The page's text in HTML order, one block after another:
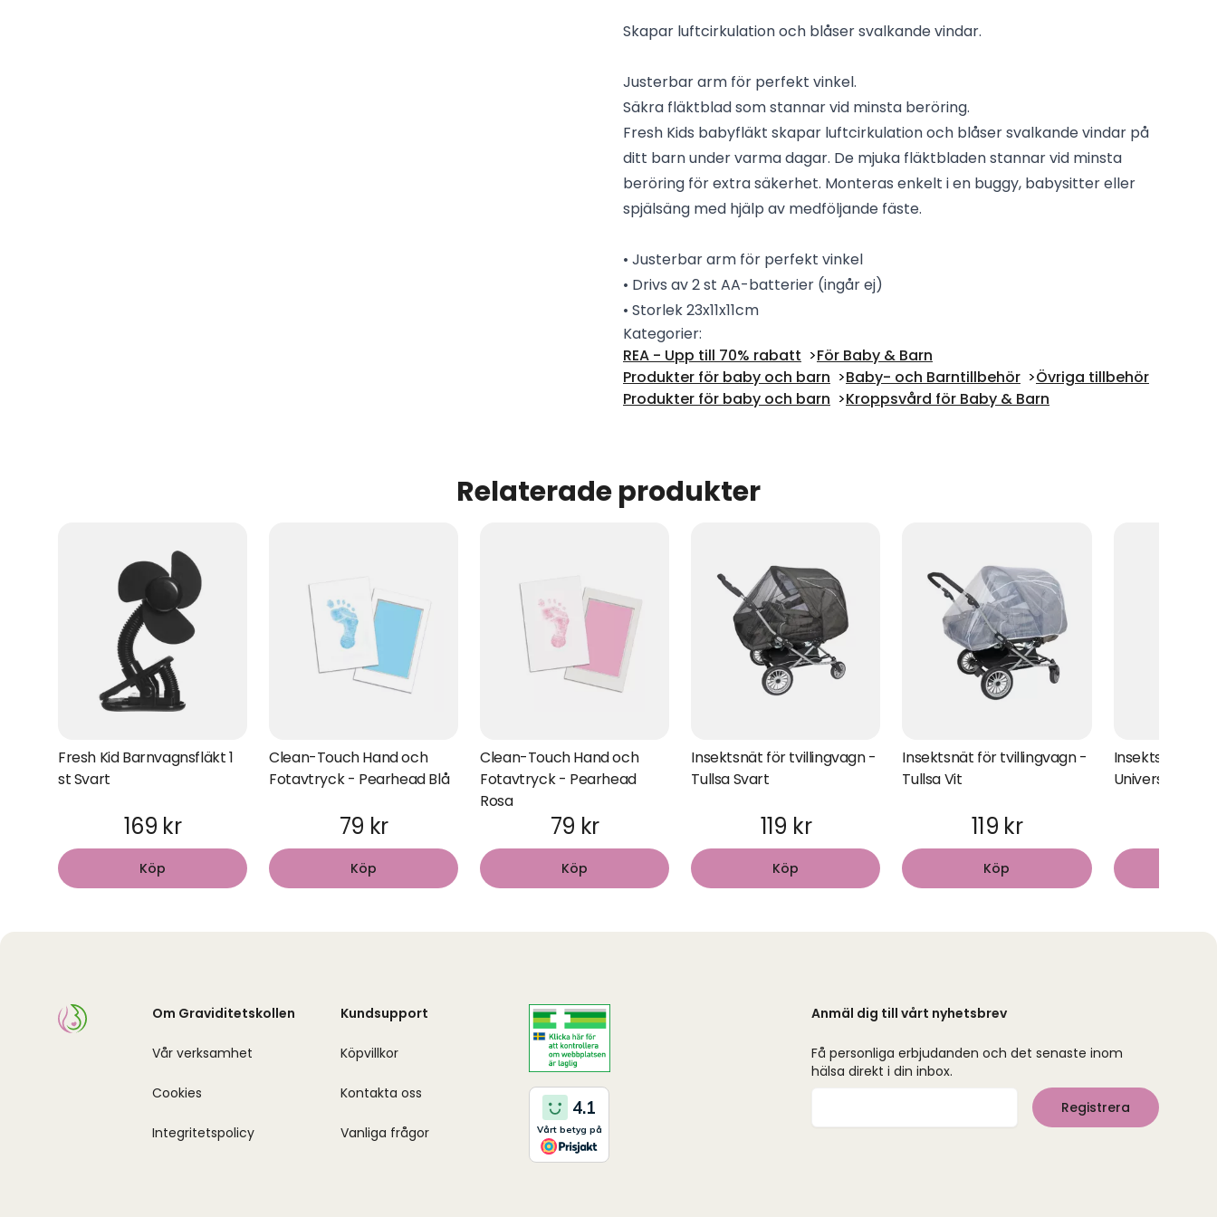
Skapar luftcirkulation och blåser svalkande vindar.
Justerbar arm för perfekt vinkel.
Säkra fläktblad som stannar vid minsta beröring.
Fresh Kids babyfläkt skapar luftcirkulation och blåser svalkande vindar på
ditt barn under varma dagar. De mjuka fläktbladen stannar vid minsta
beröring för extra säkerhet. Monteras enkelt i en buggy, babysitter eller
spjälsäng med hjälp av medföljande fäste.
• Justerbar arm för perfekt vinkel
• Drivs av 2 st AA-batterier (ingår ej)
• Storlek 23x11x11cm
Kategorier:
REA - Upp till 70% rabatt
För Baby & Barn
Produkter för baby och barn
Baby- och Barntillbehör
Övriga tillbehör
Produkter för baby och barn
Kroppsvård för Baby & Barn
Relaterade produkter
Fresh Kid Barnvagnsfläkt 1
st Svart
169 kr
Köp
Clean-Touch Hand och
Fotavtryck - Pearhead Blå
79 kr
Köp
Clean-Touch Hand och
Fotavtryck - Pearhead
Rosa
79 kr
Köp
Insektsnät för tvillingvagn -
Tullsa Svart
119 kr
Köp
Insektsnät för tvillingvagn -
Tullsa Vit
119 kr
Köp
Insektsnät
Universal, svart
Om Graviditetskollen
Vår verksamhet
Cookies
Integritetspolicy
Kundsupport
Köpvillkor
Kontakta oss
Vanliga frågor
Anmäl dig till vårt nyhetsbrev
Få personliga erbjudanden och det senaste inom
hälsa direkt i din inbox.
Registrera